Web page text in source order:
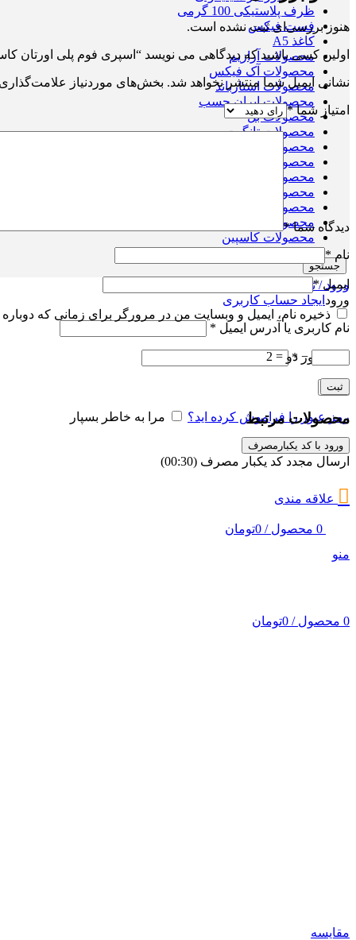
ظرف پلاستیکی 100 گرمی
فست فیکس
کاغذ A5
محصولات آرازیم
محصولات آک فیکس
محصولات استارباند
محصولات ایران چسب
محصولات بل
محصولات تانگیت
محصولات جانسون
محصولات جلاسنج
محصولات چسب شمال
محصولات رازی
محصولات زیپر
محصولات غفاری
محصولات کاسپین
جستجو
ورود / ثبت نام
ورود ایجاد حساب کاربری
نام کاربری یا آدرس ایمیل *
رمز عبور *
ورود
رمز عبور را فراموش کرده اید؟ مرا به خاطر بسپار
ورود با کد یکبارمصرف
ارسال مجدد کد یکبار مصرف (00:
30
)
علاقه مندی
0 محصول /
0تومان
منو
0 محصول /
0تومان
هنوز بررسی‌ای ثبت نشده است.
اولین کسی باشید که دیدگاهی می نویسد “اسپری فوم پلی اورتان
نشانی ایمیل شما منتشر نخواهد شد. بخش‌های موردنیاز
امتیاز شما*
دیدگاه شما*
نام*
ایمیل*
ذخیره نام، ایمیل و وبسایت من در مرورگر برای زمانی که
− دو = 2
محصولات مرتبط
مقایسه